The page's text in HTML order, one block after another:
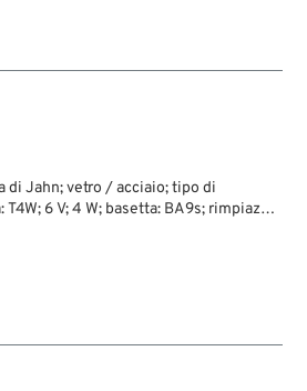
di Jahn; vetro / acciaio; tipo di
T4W; 6 V; 4 W; basetta: BA9s; rimpiazza
49; peso lordo: 10 g